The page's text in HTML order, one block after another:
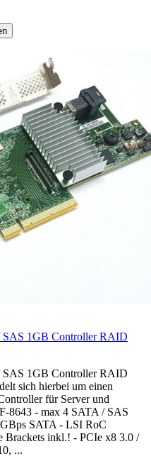
SAS 1GB Controller RAID
SAS 1GB Controller RAID
sich hierbei um einen
für Server und
8643 - max 4 SATA / SAS
SATA - LSI RoC
Brackets inkl.! - PCIe x8 3.0 /
...